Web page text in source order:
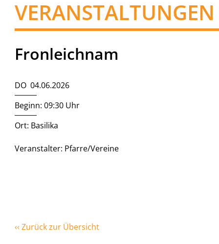
VERANSTALTUNGEN
Fronleichnam
DO 04.06.2026
Beginn: 09:30 Uhr
Ort: Basilika
Veranstalter: Pfarre/Vereine
‹‹ Zurück zur Übersicht